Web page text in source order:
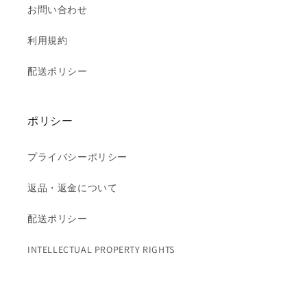
お問い合わせ
利用規約
配送ポリシー
ポリシー
プライバシーポリシー
返品・返金について
配送ポリシー
INTELLECTUAL PROPERTY RIGHTS